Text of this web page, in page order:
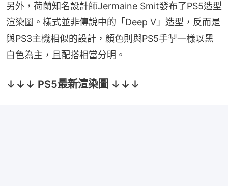
另外，荷蘭知名設計師Jermaine Smit發布了PS5造型
渲染圖。樣式並非傳說中的「Deep V」造型，反而是
與PS3主機相似的設計，顏色則與PS5手掣一樣以黑
白色為主，且配搭相當分明。
↓↓↓ PS5最新渲染圖 ↓↓↓